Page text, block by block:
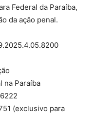
Federal da Paraíba,
da ação penal.
na Paraíba
(exclusivo para